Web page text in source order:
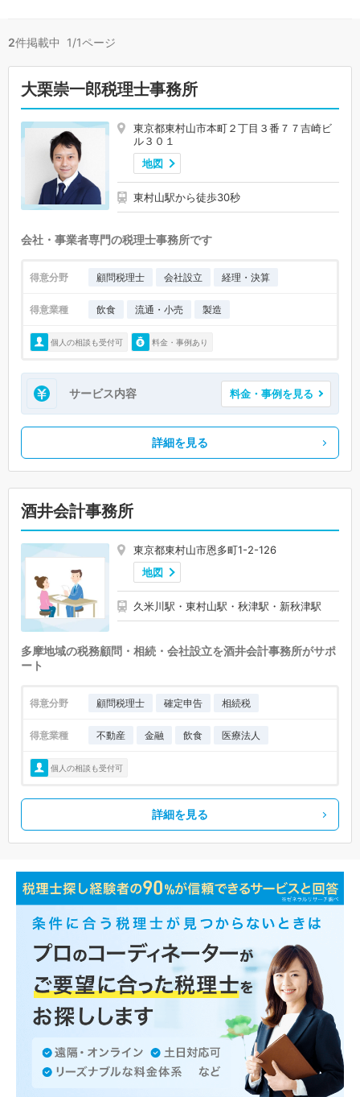
2件掲載中 1/1ページ
大栗崇一郎税理士事務所
東京都東村山市本町２丁目３番７７吉崎ビ
ル３０１
地図
東村山駅から徒歩30秒
会社・事業者専門の税理士事務所です
得意分野 顧問税理士 会社設立 経理・決算
得意業種 飲食 流通・小売 製造
個人の相談も受付可 料金・事例あり
サービス内容 料金・事例を見る
詳細を見る
酒井会計事務所
東京都東村山市恩多町1-2-126
地図
久米川駅・東村山駅・秋津駅・新秋津駅
多摩地域の税務顧問・相続・会社設立を酒井会計事務所がサポ
ート
得意分野 顧問税理士 確定申告 相続税
得意業種 不動産 金融 飲食 医療法人
個人の相談も受付可
詳細を見る